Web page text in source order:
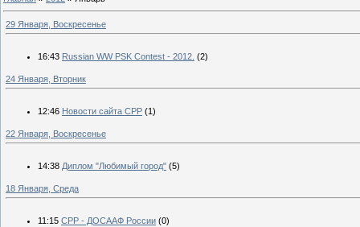
29 Января, Воскресенье
16:43 Russian WW PSK Contest - 2012. (2)
24 Января, Вторник
12:46 Новости сайта СРР (1)
22 Января, Воскресенье
14:38 Диплом "Любимый город" (5)
18 Января, Среда
11:15 СРР - ДОСААФ России (0)